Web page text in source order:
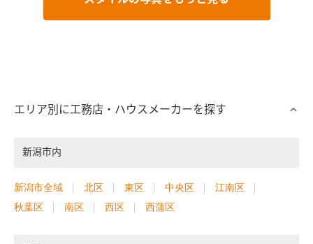
プライベートなホビールームオンラインゲームやリモートワ
ークに集中できるよう、あえて個室化したプライベートなホビ
エリア別に工務店・ハウスメーカーを探す
新潟市内
新潟市全域 北区 東区 中央区
江南区
秋葉区
南区 西区 西蒲区